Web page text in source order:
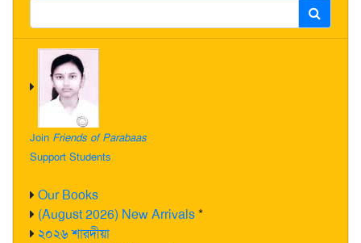
Join Friends of Parabaas
Support Students
Our Books
(August 2026) New Arrivals*
২০২৬ শারদীয়া